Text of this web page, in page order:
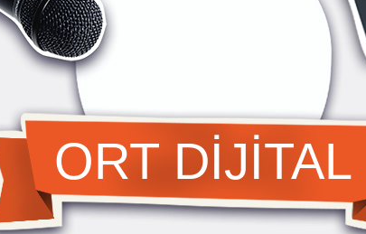
ORT DİJİTAL